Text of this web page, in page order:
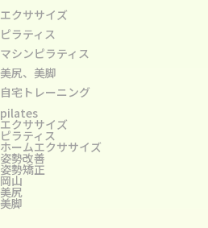
エクササイズ
ピラティス
マシンピラティス
美尻、美脚
自宅トレーニング
pilates
エクササイズ
ピラティス
ホームエクササイズ
姿勢改善
姿勢矯正
岡山
美尻
美脚